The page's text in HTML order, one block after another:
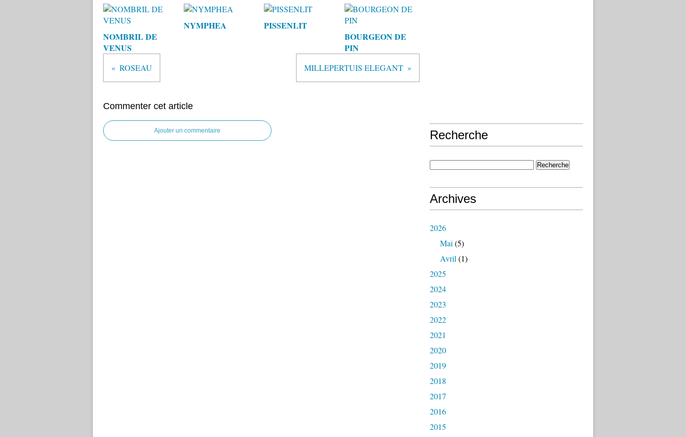
NOMBRIL DE
VENUS
NYMPHEA
PISSENLIT
BOURGEON DE
PIN
ROSEAU MILLEPERTUIS ELEGANT
Commenter cet article
Ajouter un commentaire Recherche
Archives
2026
Mai (5)
Avril (1)
2025
2024
2023
2022
2021
2020
2019
2018
2017
2016
2015